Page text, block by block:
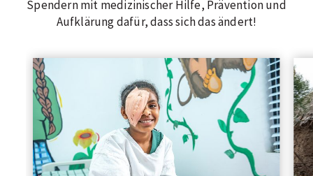
Spendern mit medizinischer Hilfe, Prävention und
Aufklärung dafür, dass sich das ändert!